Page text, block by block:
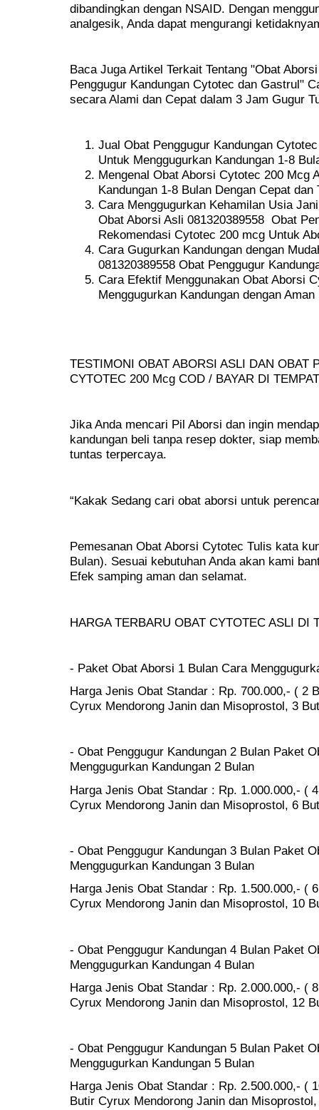
dibandingkan dengan NSAID. Dengan
analgesik, Anda dapat mengurangi
Baca Juga Artikel Terkait Tentang "Obat
Penggugur Kandungan Cytotec dan Gastrul"
secara Alami dan Cepat dalam 3 Jam Gugur
Jual Obat Penggugur Kandungan
Untuk Menggugurkan Kandungan 1-8
Mengenal Obat Aborsi Cytotec 200 Mcg
Kandungan 1-8 Bulan Dengan Cepat dan
Cara Menggugurkan Kehamilan Usia
Obat Aborsi Asli 081320389558 Obat
Rekomendasi Cytotec 200 mcg Untuk
Cara Gugurkan Kandungan dengan
081320389558 Obat Penggugur
Cara Efektif Menggunakan Obat Aborsi
Menggugurkan Kandungan dengan Aman
TESTIMONI OBAT ABORSI ASLI DAN OBAT
CYTOTEC 200 Mcg COD / BAYAR DI TEMPAT
Jika Anda mencari Pil Aborsi dan ingin
kandungan beli tanpa resep dokter, siap
tuntas terpercaya.
“Kakak Sedang cari obat aborsi untuk
Pemesanan Obat Aborsi Cytotec Tulis kata
Bulan). Sesuai kebutuhan Anda akan kami
Efek samping aman dan selamat.
HARGA TERBARU OBAT CYTOTEC ASLI DI
- Paket Obat Aborsi 1 Bulan Cara
Harga Jenis Obat Standar : Rp. 700.000,- ( 2
Cyrux Mendorong Janin dan Misoprostol, 3
- Obat Penggugur Kandungan 2 Bulan Paket
Menggugurkan Kandungan 2 Bulan
Harga Jenis Obat Standar : Rp. 1.000.000,- (
Cyrux Mendorong Janin dan Misoprostol, 6
- Obat Penggugur Kandungan 3 Bulan Paket
Menggugurkan Kandungan 3 Bulan
Harga Jenis Obat Standar : Rp. 1.500.000,- (
Cyrux Mendorong Janin dan Misoprostol, 10
- Obat Penggugur Kandungan 4 Bulan Paket
Menggugurkan Kandungan 4 Bulan
Harga Jenis Obat Standar : Rp. 2.000.000,- (
Cyrux Mendorong Janin dan Misoprostol, 12
- Obat Penggugur Kandungan 5 Bulan Paket
Menggugurkan Kandungan 5 Bulan
Harga Jenis Obat Standar : Rp. 2.500.000,- (
Butir Cyrux Mendorong Janin dan